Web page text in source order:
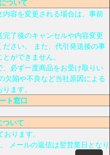
容を変更される場合は、事前
了後のキャンセルや内容変更
さい。 また、代引発送後の事
ができません。
必ず一度商品をお受け取りい
欠陥や不良など当社原因による
ます。
ト窓口
ついて
ります。
メールの返信は翌営業日となり